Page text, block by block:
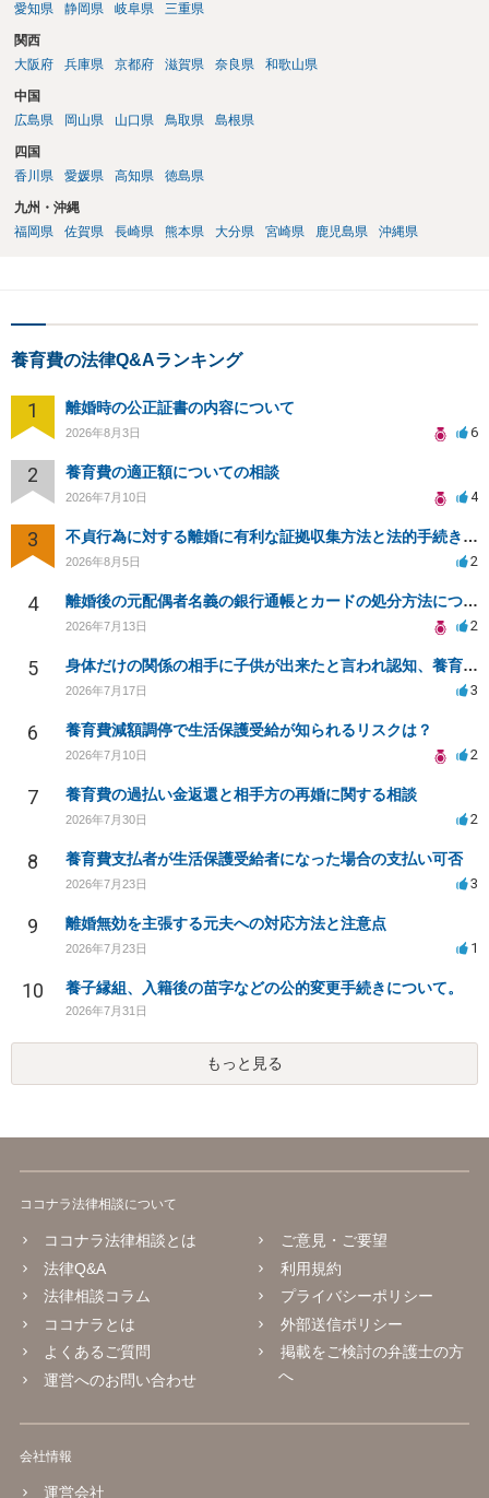
愛知県
静岡県 岐阜県 三重県
関西
大阪府
兵庫県 京都府 滋賀県 奈良県 和歌山県
中国
広島県
岡山県 山口県 鳥取県 島根県
四国
香川県
愛媛県 高知県 徳島県
九州・沖縄
福岡県
佐賀県 長崎県 熊本県 大分県 宮崎県 鹿児島県 沖縄県
養育費の法律Q&Aランキング
1 離婚時の公正証書の内容について
2026年8月3日 6
2 養育費の適正額についての相談
2026年7月10日 4
3 不貞行為に対する離婚に有利な証拠収集方法と法的手続きについて
2026年8月5日 2
4 離婚後の元配偶者名義の銀行通帳とカードの処分方法について
2026年7月13日 2
5 身体だけの関係の相手に子供が出来たと言われ認知、養育費を要求されているが自身の子供か分からない
2026年7月17日 3
6 養育費減額調停で生活保護受給が知られるリスクは？
2026年7月10日 2
7 養育費の過払い金返還と相手方の再婚に関する相談
2026年7月30日 2
8 養育費支払者が生活保護受給者になった場合の支払い可否
2026年7月23日 3
9 離婚無効を主張する元夫への対応方法と注意点
2026年7月23日 1
10 養子縁組、入籍後の苗字などの公的変更手続きについて。
2026年7月31日
もっと見る
ココナラ法律相談について
ココナラ法律相談とは
法律Q&A
法律相談コラム
ココナラとは
よくあるご質問
運営へのお問い合わせ
ご意見・ご要望
利用規約
プライバシーポリシー
外部送信ポリシー
掲載をご検討の弁護士の方
へ
会社情報
運営会社